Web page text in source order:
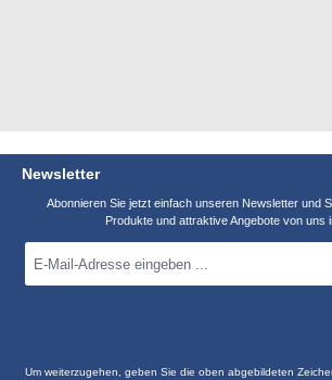
Newsletter
Abonnieren Sie jetzt einfach unseren Newsletter und
Produkte und attraktive Angebote von uns
Mail-
Um weiterzugehen, geben Sie die oben abgebildeten